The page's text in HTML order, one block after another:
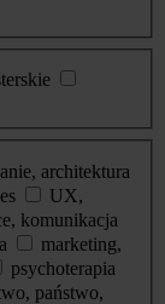
architektura
UX,
komunikacja
marketing,
psychoterapia
państwo,